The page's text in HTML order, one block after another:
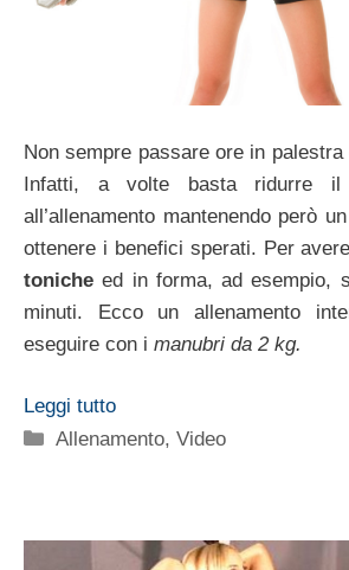
Non sempre passare ore in palestra
Infatti, a volte basta ridurre il
all’allenamento mantenendo però
ottenere i benefici sperati. Per avere
tonicheed in forma, ad esempio,
minuti. Ecco un allenamento
eseguire con i manubri da 2 kg.
Leggi tutto
Categorie
Allenamento,Video